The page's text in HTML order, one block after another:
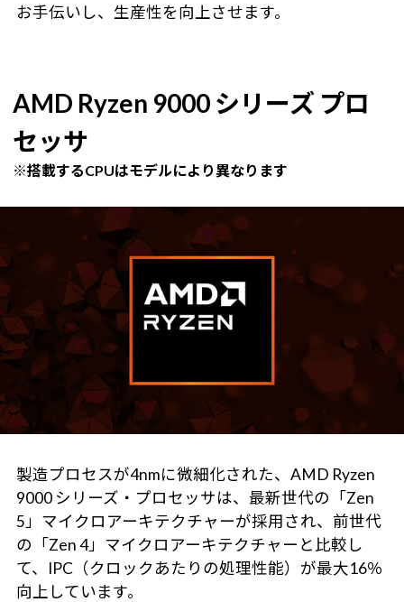
お手伝いし、生産性を向上させます。
AMD Ryzen 9000 シリーズ プロ
セッサ
※搭載するCPUはモデルにより異なります
製造プロセスが4nmに微細化された、AMD Ryzen
9000 シリーズ・プロセッサは、最新世代の「Zen
5」マイクロアーキテクチャーが採用され、前世代
の「Zen 4」マイクロアーキテクチャーと比較し
て、IPC（クロックあたりの処理性能）が最大16％
向上しています。